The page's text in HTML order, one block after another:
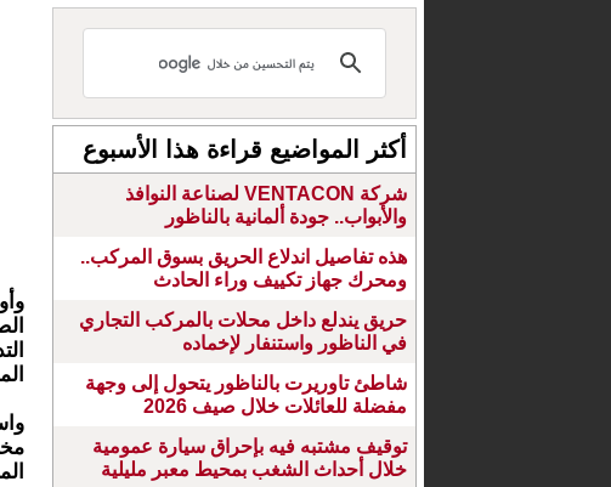
أكثر المواضيع قراءة هذا الأسبوع
شركة VENTACON لصناعة النوافذ
والأبواب.. جودة ألمانية بالناظور
هذه تفاصيل اندلاع الحريق بسوق المركب..
ومحرك جهاز تكييف وراء الحادث
حريق يندلع داخل محلات بالمركب التجاري
في الناظور واستنفار لإخماده
شاطئ تاوريرت بالناظور يتحول إلى وجهة
مفضلة للعائلات خلال صيف 2026
توقيف مشتبه فيه بإحراق سيارة عمومية
خلال أحداث الشغب بمحيط معبر مليلية